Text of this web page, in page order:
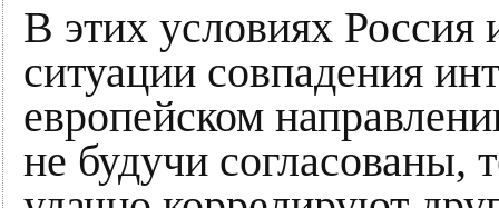
В этих условиях
ситуации совпадения
европейском
не будучи согласованы,